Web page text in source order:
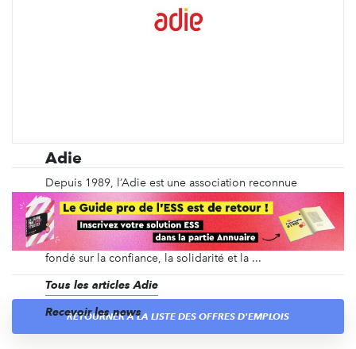
Adie
Depuis 1989, l’Adie est une association reconnue
d’utilité publique qui défend l’idée que chacun,
même sans capital, même sans diplôme, peut
devenir entrepreneur s’il a accès au crédit et à un
accompagnement professionnel, personnalisé,
fondé sur la confiance, la solidarité et la ...
Tous les articles Adie
Recevoir les news
RETOURNER À LA LISTE DES OFFRES D'EMPLOIS